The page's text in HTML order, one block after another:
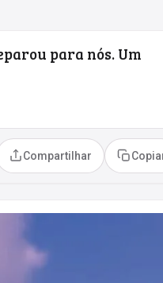
para nós. Um
Compartilhar